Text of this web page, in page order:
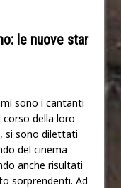
le nuove star
sono i cantanti
corso della loro
si sono dilettati
del cinema
anche risultati
sorprendenti. Ad